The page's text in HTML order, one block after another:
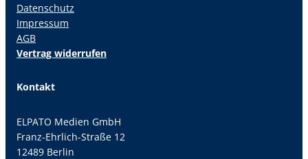
Datenschutz
Impressum
AGB
Vertrag widerrufen
Kontakt
ELPATO Medien GmbH
Franz-Ehrlich-Straße 12
12489 Berlin